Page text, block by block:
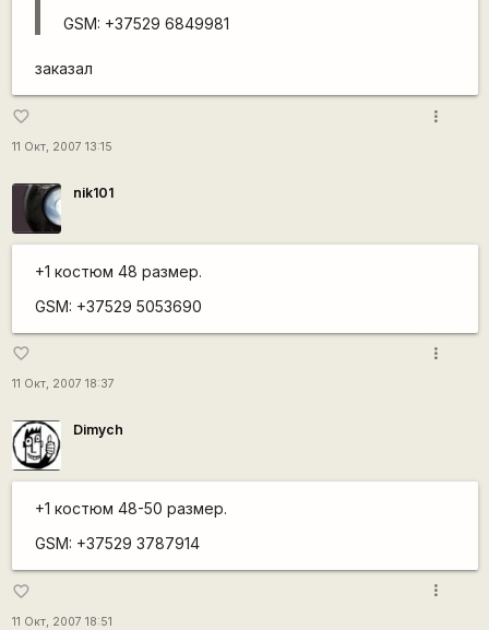
GSM: +37529 6849981
заказал
favorite_border
11 Окт, 2007 13:15
more_vert
nik101
+1 костюм 48 размер.
GSM: +37529 5053690
favorite_border
11 Окт, 2007 18:37
more_vert
Dimych
+1 костюм 48-50 размер.
GSM: +37529 3787914
favorite_border
11 Окт, 2007 18:51
more_vert